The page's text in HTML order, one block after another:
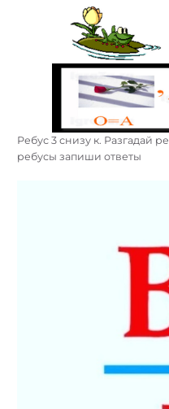
Ребус 3 снизу к. Разгадай
ребусы запиши ответы